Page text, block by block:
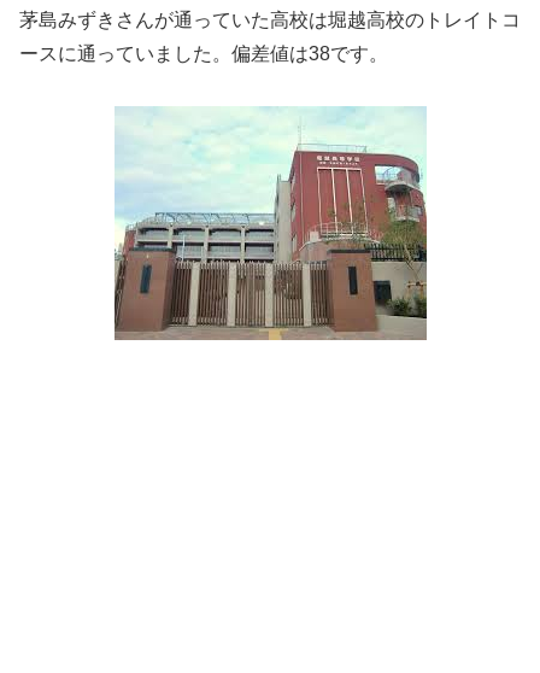
茅島みずきさんが通っていた高校は堀越高校のトレイトコ
ースに通っていました。偏差値は38です。